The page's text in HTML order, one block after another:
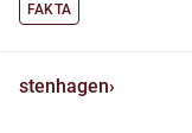
FAKTA
stenhagen